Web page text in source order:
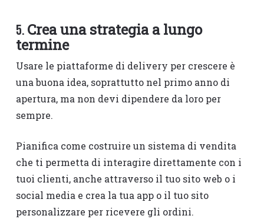
5. Crea una strategia a lungo
termine
Usare le piattaforme di delivery per crescere è
una buona idea, soprattutto nel primo anno di
apertura, ma non devi dipendere da loro per
sempre.
Pianifica come costruire un sistema di vendita
che ti permetta di interagire direttamente con i
tuoi clienti, anche attraverso il tuo sito web o i
social media e crea la tua app o il tuo sito
personalizzare per ricevere gli ordini.